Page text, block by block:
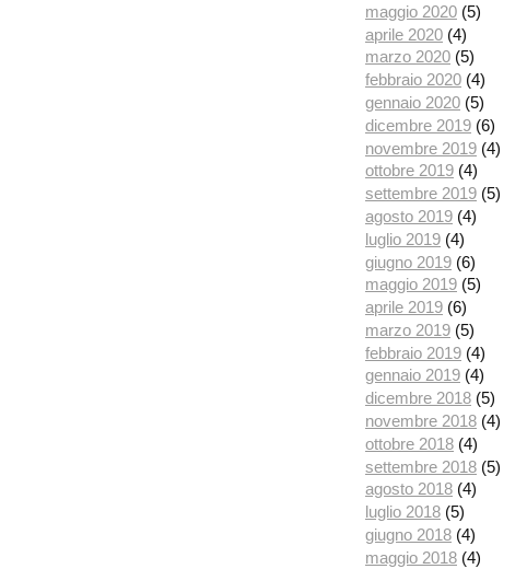
maggio 2020 (5)
aprile 2020 (4)
marzo 2020 (5)
febbraio 2020 (4)
gennaio 2020 (5)
dicembre 2019 (6)
novembre 2019 (4)
ottobre 2019 (4)
settembre 2019 (5)
agosto 2019 (4)
luglio 2019 (4)
giugno 2019 (6)
maggio 2019 (5)
aprile 2019 (6)
marzo 2019 (5)
febbraio 2019 (4)
gennaio 2019 (4)
dicembre 2018 (5)
novembre 2018 (4)
ottobre 2018 (4)
settembre 2018 (5)
agosto 2018 (4)
luglio 2018 (5)
giugno 2018 (4)
maggio 2018 (4)